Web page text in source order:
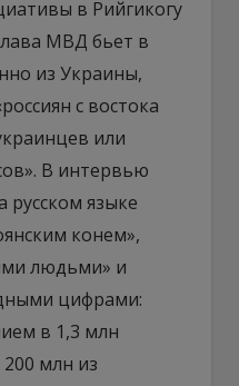
в Рийгикогу
МВД бьет в
из Украины,
с востока
или
В интервью
русском языке
конем»,
людьми» и
цифрами:
в 1,3 млн
млн из